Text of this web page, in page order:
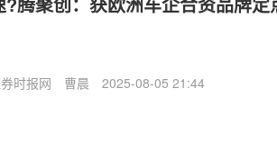
时报网 曹晨 2025-08-05 21:44